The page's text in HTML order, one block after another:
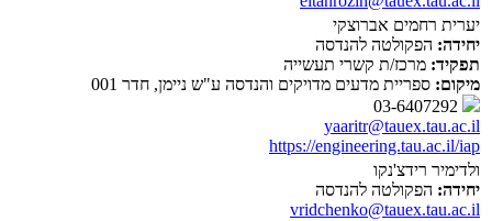
יערית רחמים אברוצקי
יחידה: הפקולטה להנדסה
תפקיד: מרכז/ת קשרי תעשייה
מיקום: ספריית מדעים מדויקים והנדסה ע"ש ניימן, חדר 001
yaaritr@tauex.tau.ac.il
https://engineering.tau.ac.il/iap
ולדימיר רידצ'נקו
יחידה: הפקולטה להנדסה
vridchenko@tauex.tau.ac.il